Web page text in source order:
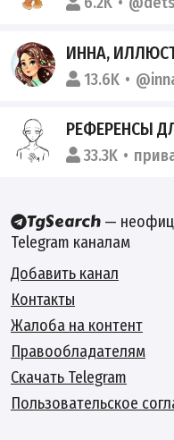
ИННА,
13.6K
РЕФЕРЕНСЫ
33.3K
—
Telegram каналам
Добавить канал
Контакты
Жалоба на контент
Правообладателям
Скачать Telegram
Пользовательское